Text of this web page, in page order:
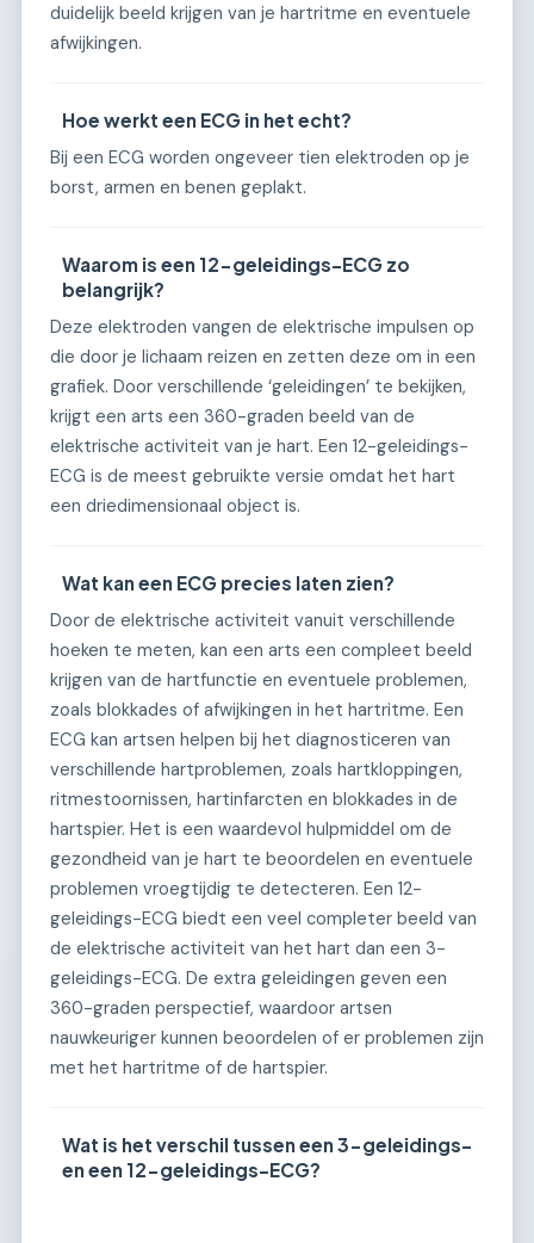
duidelijk beeld krijgen van je hartritme en eventuele
afwijkingen.
Hoe werkt een ECG in het echt?
Bij een ECG worden ongeveer tien elektroden op je
borst, armen en benen geplakt.
Waarom is een 12-geleidings-ECG zo
belangrijk?
Deze elektroden vangen de elektrische impulsen op
die door je lichaam reizen en zetten deze om in een
grafiek. Door verschillende ‘geleidingen’ te bekijken,
krijgt een arts een 360-graden beeld van de
elektrische activiteit van je hart. Een 12-geleidings-
ECG is de meest gebruikte versie omdat het hart
een driedimensionaal object is.
Wat kan een ECG precies laten zien?
Door de elektrische activiteit vanuit verschillende
hoeken te meten, kan een arts een compleet beeld
krijgen van de hartfunctie en eventuele problemen,
zoals blokkades of afwijkingen in het hartritme. Een
ECG kan artsen helpen bij het diagnosticeren van
verschillende hartproblemen, zoals hartkloppingen,
ritmestoornissen, hartinfarcten en blokkades in de
hartspier. Het is een waardevol hulpmiddel om de
gezondheid van je hart te beoordelen en eventuele
problemen vroegtijdig te detecteren. Een 12-
geleidings-ECG biedt een veel completer beeld van
de elektrische activiteit van het hart dan een 3-
geleidings-ECG. De extra geleidingen geven een
360-graden perspectief, waardoor artsen
nauwkeuriger kunnen beoordelen of er problemen zijn
met het hartritme of de hartspier.
Wat is het verschil tussen een 3-geleidings-
en een 12-geleidings-ECG?